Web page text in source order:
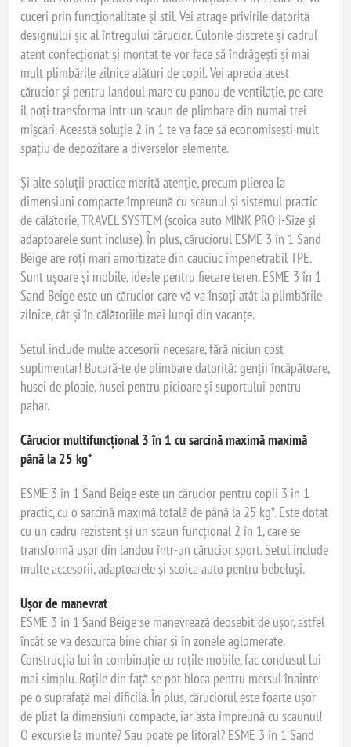
cuceri prin funcționalitate și stil. Vei atrage privirile datorită
designului șic al întregului cărucior. Culorile discrete și cadrul
atent confecționat și montat te vor face să îndrăgești și mai
mult plimbările zilnice alături de copil. Vei aprecia acest
cărucior și pentru landoul mare cu panou de ventilație, pe care
îl poți transforma într-un scaun de plimbare din numai trei
mișcări. Această soluție 2 în 1 te va face să economisești mult
spațiu de depozitare a diverselor elemente.
Și alte soluții practice merită atenție, precum plierea la
dimensiuni compacte împreună cu scaunul și sistemul practic
de călătorie, TRAVEL SYSTEM (scoica auto MINK PRO i-Size și
adaptoarele sunt incluse). În plus, căruciorul ESME 3 în 1 Sand
Beige are roți mari amortizate din cauciuc impenetrabil TPE.
Sunt ușoare și mobile, ideale pentru fiecare teren. ESME 3 în 1
Sand Beige este un cărucior care vă va însoți atât la plimbările
zilnice, cât și în călătoriile mai lungi din vacanțe.
Setul include multe accesorii necesare, fără niciun cost
suplimentar! Bucură-te de plimbare datorită: genții încăpătoare,
husei de ploaie, husei pentru picioare și suportului pentru
pahar.
Cărucior multifuncțional 3 în 1 cu sarcină maximă maximă
până la 25 kg*
ESME 3 în 1 Sand Beige este un cărucior pentru copii 3 în 1
practic, cu o sarcină maximă totală de până la 25 kg*. Este dotat
cu un cadru rezistent și un scaun funcțional 2 în 1, care se
transformă ușor din landou într-un cărucior sport. Setul include
multe accesorii, adaptoarele și scoica auto pentru bebeluși.
Ușor de manevrat
ESME 3 în 1 Sand Beige se manevrează deosebit de ușor, astfel
încât se va descurca bine chiar și în zonele aglomerate.
Construcția lui în combinație cu roțile mobile, fac condusul lui
mai simplu. Roțile din față se pot bloca pentru mersul înainte
pe o suprafață mai dificilă. În plus, căruciorul este foarte ușor
de pliat la dimensiuni compacte, iar asta împreună cu scaunul!
O excursie la munte? Sau poate pe litoral? ESME 3 în 1 Sand